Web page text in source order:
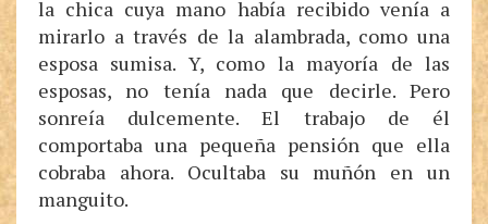
la chica cuya mano había recibido venía a
mirarlo a través de la alambrada, como una
esposa sumisa. Y, como la mayoría de las
esposas, no tenía nada que decirle. Pero
sonreía dulcemente. El trabajo de él
comportaba una pequeña pensión que ella
cobraba ahora. Ocultaba su muñón en un
manguito.